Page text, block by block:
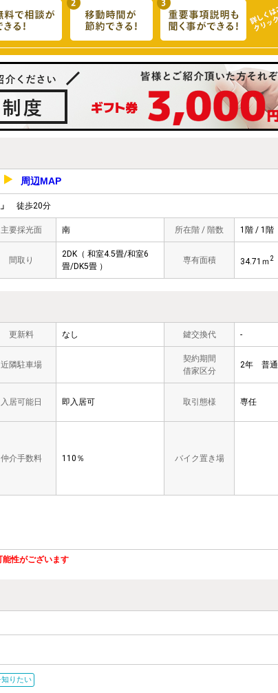
周辺MAP
徒歩20分
主要採光面 南 所在階 / 階数 1階 / 1階
間取り
2DK（ 和室4.5畳/和室6
畳/DK5畳 ）
専有面積 34.71ｍ2
更新料 なし 鍵交換代 -
近隣駐車場
契約期間
借家区分
2年 普通
入居可能日 即入居可 取引態様 専任
仲介手数料 110％ バイク置き場
性がございます
りたい